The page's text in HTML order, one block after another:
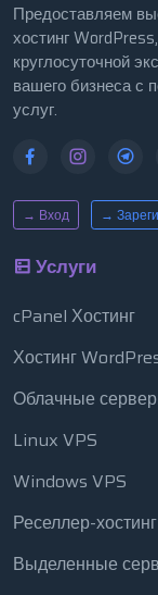
Предоставляем
хостинг
круглосуточной
вашего бизнеса
услуг.
→ Вход →
Услуги
cPanel Хостинг
Хостинг
Облачные
Linux VPS
Windows VPS
Реселлер-хостинг
Выделенные